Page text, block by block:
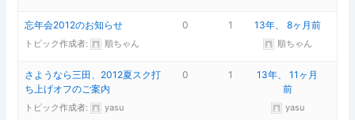
忘年会2012のお知らせ
トピック作成者: 順ちゃん
0 1 13年、 8ヶ月前
順ちゃん
さようなら三田、2012夏スク打
ち上げオフのご案内
トピック作成者: yasu
0 1
13年、 11ヶ月
前
yasu